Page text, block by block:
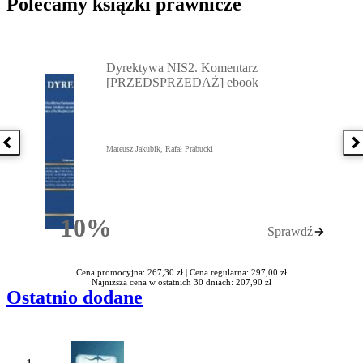
Poprzednia książka
10%Rabatu
Dyrektywa NIS2. Komentarz
[PRZEDSPRZEDAŻ] ebook
Mateusz Jakubik, Rafał Prabucki
Sprawdź
Cena promocyjna: 267,30 zł | Cena regularna: 297,00 zł
Najniższa cena w ostatnich 30 dniach: 207,90 zł
Ostatnio dodane